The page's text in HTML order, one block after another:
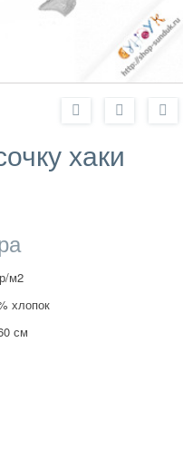
хаки
м2
хлопок
см